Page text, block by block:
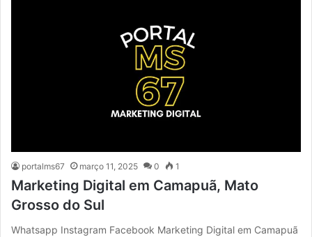
portalms67 março 11, 2025 0 1
Marketing Digital em Camapuã, Mato
Grosso do Sul
Whatsapp Instagram Facebook Marketing Digital em Camapuã